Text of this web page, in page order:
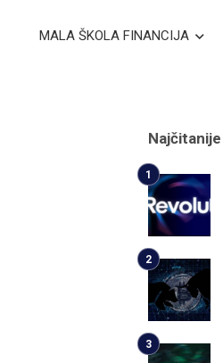
MALA ŠKOLA FINANCIJA
Najčitanije